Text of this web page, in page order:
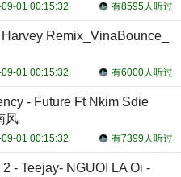
有8595人听过
01 00:15:32
Remix_VinaBounce_
有6000人听过
01 00:15:32
- Future Ft Nkim Sdie
风
有7399人听过
01 00:15:32
- Teejay- NGUOI LA Oi -